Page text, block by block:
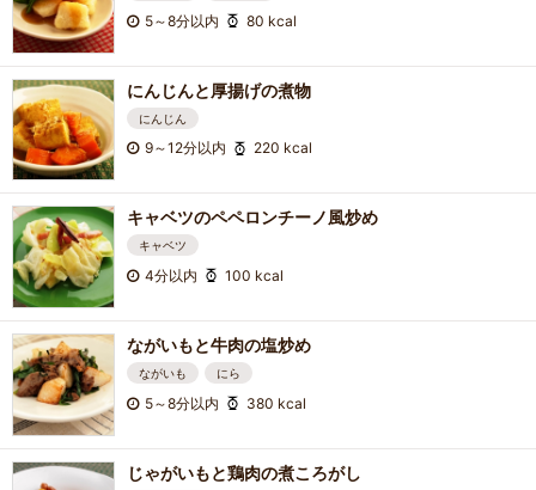
5～8分以内 80 kcal
にんじんと厚揚げの煮物
にんじん
9～12分以内 220 kcal
キャベツのペペロンチーノ風炒め
キャベツ
4分以内 100 kcal
ながいもと牛肉の塩炒め
ながいも にら
5～8分以内 380 kcal
じゃがいもと鶏肉の煮ころがし